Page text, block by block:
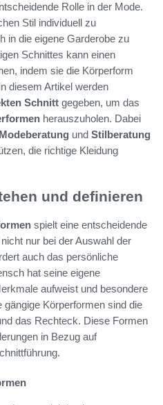
Rolle in der Mode.
Stil individuell zu
in die eigene Garderobe zu
Schnittes kann einen
indem sie die Körperform
diesem Artikel werden
Schnitt gegeben, um das
herauszuholen. Dabei
Modeberatung und Stilberatung
die richtige Kleidung
und definieren
spielt eine entscheidende
nur bei der Auswahl der
auch das persönliche
hat seine eigene
aufweist und besondere
Körperformen sind die
das Rechteck. Diese Formen
in Bezug auf